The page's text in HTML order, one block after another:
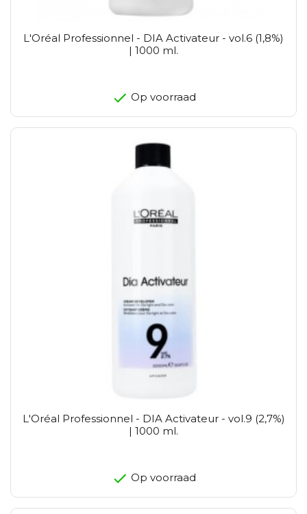
L'Oréal Professionnel - DIA Activateur - vol.6 (1,8%)
| 1000 ml.
Op voorraad
L'Oréal Professionnel - DIA Activateur - vol.9 (2,7%)
| 1000 ml.
Op voorraad